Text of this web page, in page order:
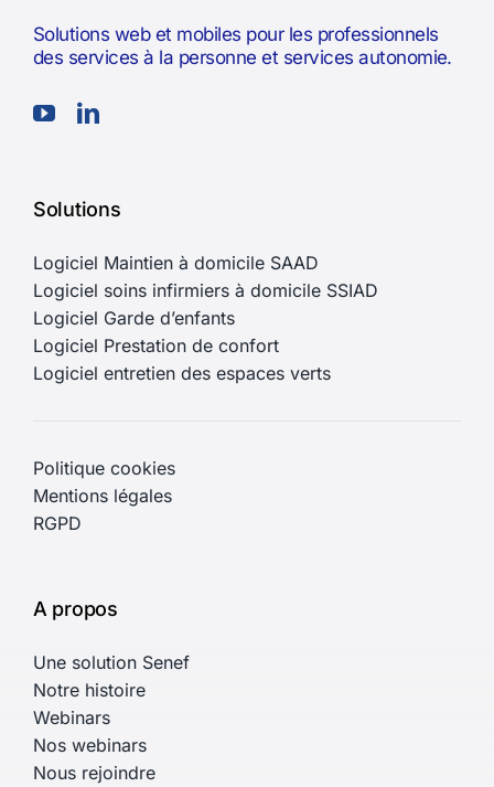
Solutions web et mobiles pour les professionnels
des services à la personne et services autonomie.
Solutions
Logiciel Maintien à domicile SAAD
Logiciel soins infirmiers à domicile SSIAD
Logiciel Garde d’enfants
Logiciel Prestation de confort
Logiciel entretien des espaces verts
Politique cookies
Mentions légales
RGPD
A propos
Une solution Senef
Notre histoire
Webinars
Nos webinars
Nous rejoindre